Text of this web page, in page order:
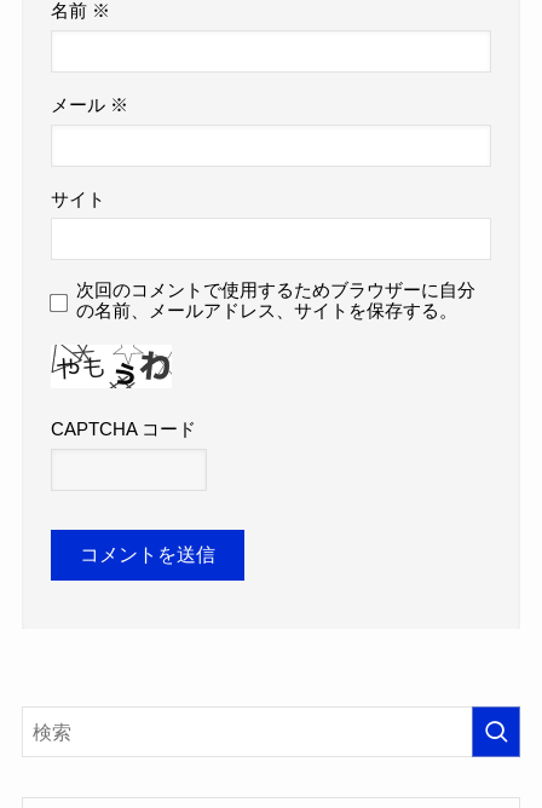
名前 ※
メール ※
サイト
次回のコメントで使用するためブラウザーに自分
の名前、メールアドレス、サイトを保存する。
CAPTCHA コード